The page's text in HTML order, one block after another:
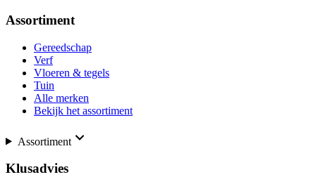
Assortiment
Gereedschap
Verf
Vloeren & tegels
Tuin
Alle merken
Bekijk het assortiment
Assortiment
Klusadvies